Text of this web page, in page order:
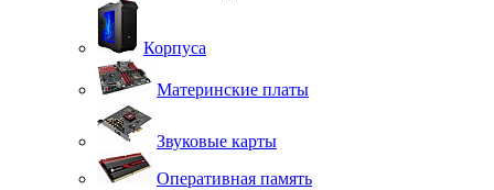
Корпуса
Материнские платы
Звуковые карты
Оперативная память